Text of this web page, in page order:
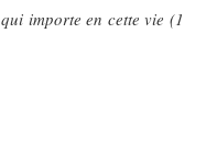
importe en cette vie (1